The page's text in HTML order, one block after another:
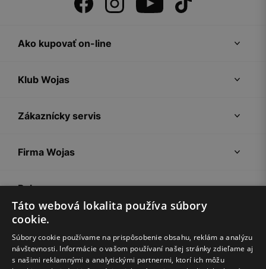
Ako kupovať on-line
Klub Wojas
Zákaznícky servis
Firma Wojas
Pokyny
Táto webová lokalita používa súbory
cookie.
Súbory cookie používame na prispôsobenie obsahu, reklám a analýzu
návštevnosti. Informácie o vašom používaní našej stránky zdieľame aj
s našimi reklamnými a analytickými partnermi, ktorí ich môžu